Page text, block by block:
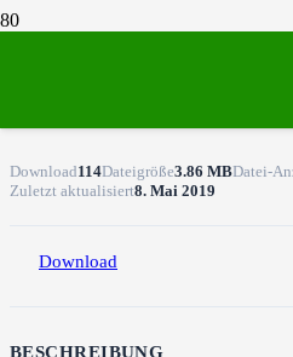
Download114Dateigröße3.86 MBDatei-
Zuletzt aktualisiert8. Mai 2019
Download
BESCHREIBUNG